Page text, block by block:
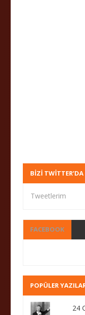
BIZI
Tweetlerim
FACEBOOK
POPÜLER
24